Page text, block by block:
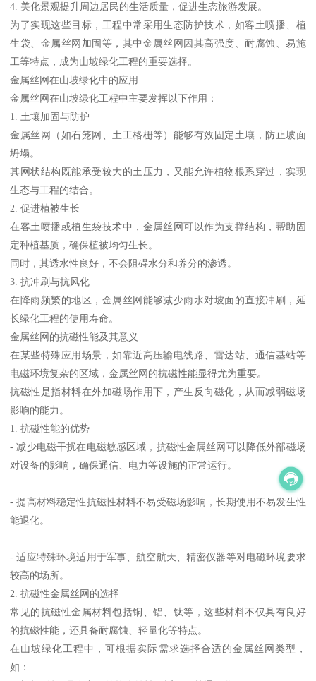
4. 美化景观提升周边居民的生活质量，促进生态旅游发展。
为了实现这些目标，工程中常采用生态防护技术，如客土喷播、植
生袋、金属丝网加固等，其中金属丝网因其高强度、耐腐蚀、易施
工等特点，成为山坡绿化工程的重要选择。
金属丝网在山坡绿化中的应用
金属丝网在山坡绿化工程中主要发挥以下作用：
1. 土壤加固与防护
金属丝网（如石笼网、土工格栅等）能够有效固定土壤，防止坡面
坍塌。
其网状结构既能承受较大的土压力，又能允许植物根系穿过，实现
生态与工程的结合。
2. 促进植被生长
在客土喷播或植生袋技术中，金属丝网可以作为支撑结构，帮助固
定种植基质，确保植被均匀生长。
同时，其透水性良好，不会阻碍水分和养分的渗透。
3. 抗冲刷与抗风化
在降雨频繁的地区，金属丝网能够减少雨水对坡面的直接冲刷，延
长绿化工程的使用寿命。
金属丝网的抗磁性能及其意义
在某些特殊应用场景，如靠近高压输电线路、雷达站、通信基站等
电磁环境复杂的区域，金属丝网的抗磁性能显得尤为重要。
抗磁性是指材料在外加磁场作用下，产生反向磁化，从而减弱磁场
影响的能力。
1. 抗磁性能的优势
- 减少电磁干扰在电磁敏感区域，抗磁性金属丝网可以降低外部磁场
对设备的影响，确保通信、电力等设施的正常运行。
- 提高材料稳定性抗磁性材料不易受磁场影响，长期使用不易发生性
能退化。
- 适应特殊环境适用于军事、航空航天、精密仪器等对电磁环境要求
较高的场所。
2. 抗磁性金属丝网的选择
常见的抗磁性金属材料包括铜、铝、钛等，这些材料不仅具有良好
的抗磁性能，还具备耐腐蚀、轻量化等特点。
在山坡绿化工程中，可根据实际需求选择合适的金属丝网类型，
如：